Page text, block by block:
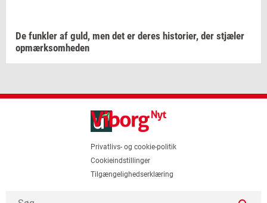
De funk­ler af guld, men det er deres hi­sto­ri­er, der stjæ­ler
op­mærk­som­he­den
Privatlivs- og cookie-politik
Cookieindstillinger
Tilgængelighedserklæring